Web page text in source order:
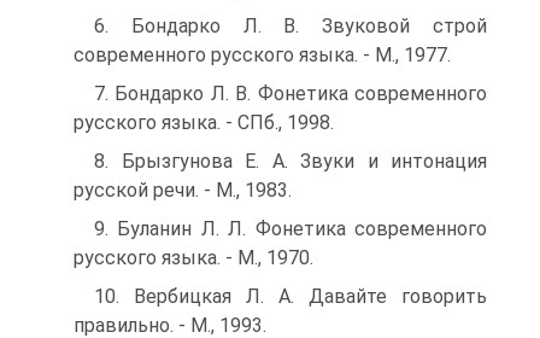
6. Бондарко Л. В. Звуковой строй
современного русского языка. - М., 1977.
7. Бондарко Л. В. Фонетика современного
русского языка. - СПб., 1998.
8. Брызгунова Е. А. Звуки и интонация
русской речи. - М., 1983.
9. Буланин Л. Л. Фонетика современного
русского языка. - М., 1970.
10. Вербицкая Л. А. Давайте говорить
правильно. - М., 1993.